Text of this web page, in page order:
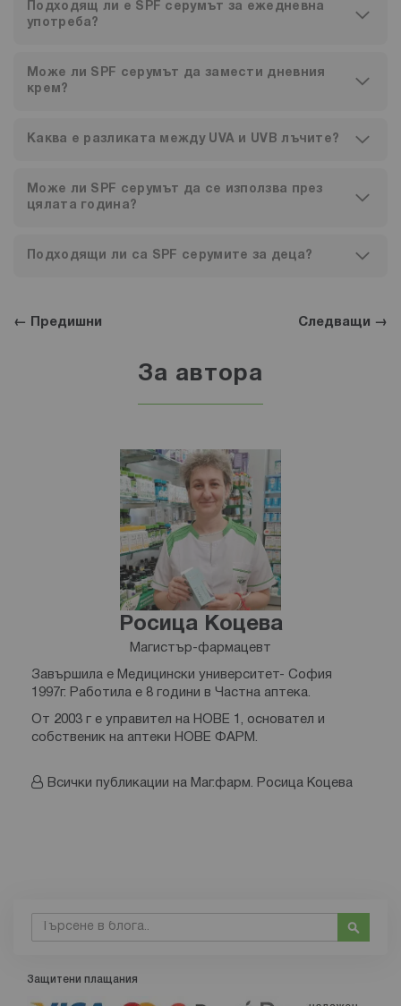
Подходящ ли е SPF серумът за ежедневна
употреба?
Може ли SPF серумът да замести дневния
крем?
Каква е разликата между UVA и UVB лъчите?
Може ли SPF серумът да се използва през
цялата година?
Подходящи ли са SPF серумите за деца?
← Предишни Следващи →
За автора
Росица Коцева
Магистър-фармацевт
Завършила е Медицински университет- София
1997г. Работила е 8 години в Частна аптека.
От 2003 г е управител на НОВЕ 1, основател и
собственик на аптеки НОВЕ ФАРМ.
Всички публикации на Маг.фарм. Росица Коцева
Търсене
Защитени плащания